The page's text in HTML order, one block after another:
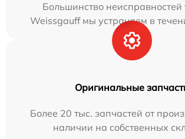
Большинство неисправностей
Weissgauff мы устраняем в
Оригинальные
Более 20 тыс. запчастей от
наличии на собственных